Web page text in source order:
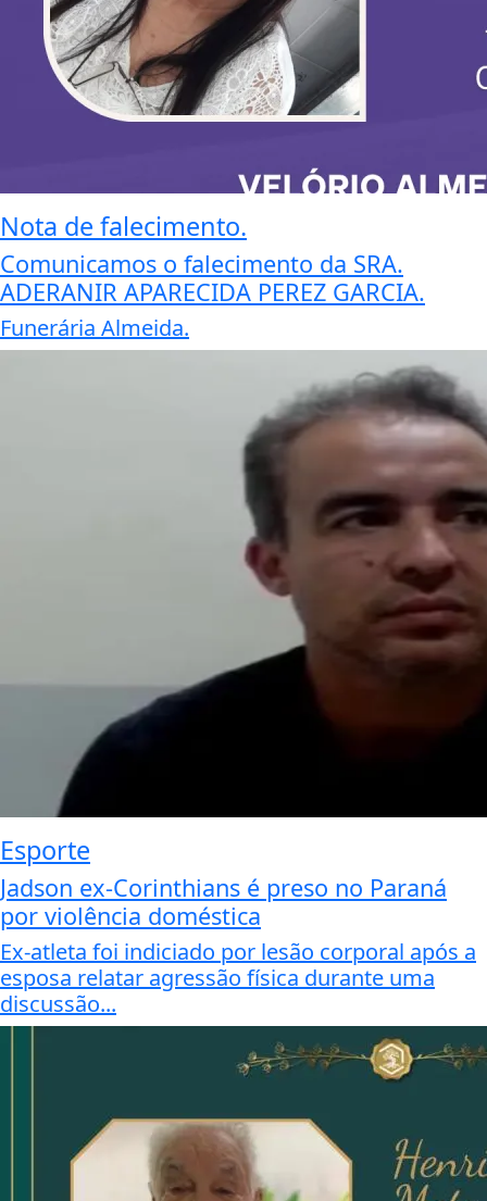
Nota de falecimento.
Comunicamos o falecimento da SRA.
ADERANIR APARECIDA PEREZ GARCIA.
Funerária Almeida.
Esporte
Jadson ex-Corinthians é preso no Paraná
por violência doméstica
Ex-atleta foi indiciado por lesão corporal após a
esposa relatar agressão física durante uma
discussão...